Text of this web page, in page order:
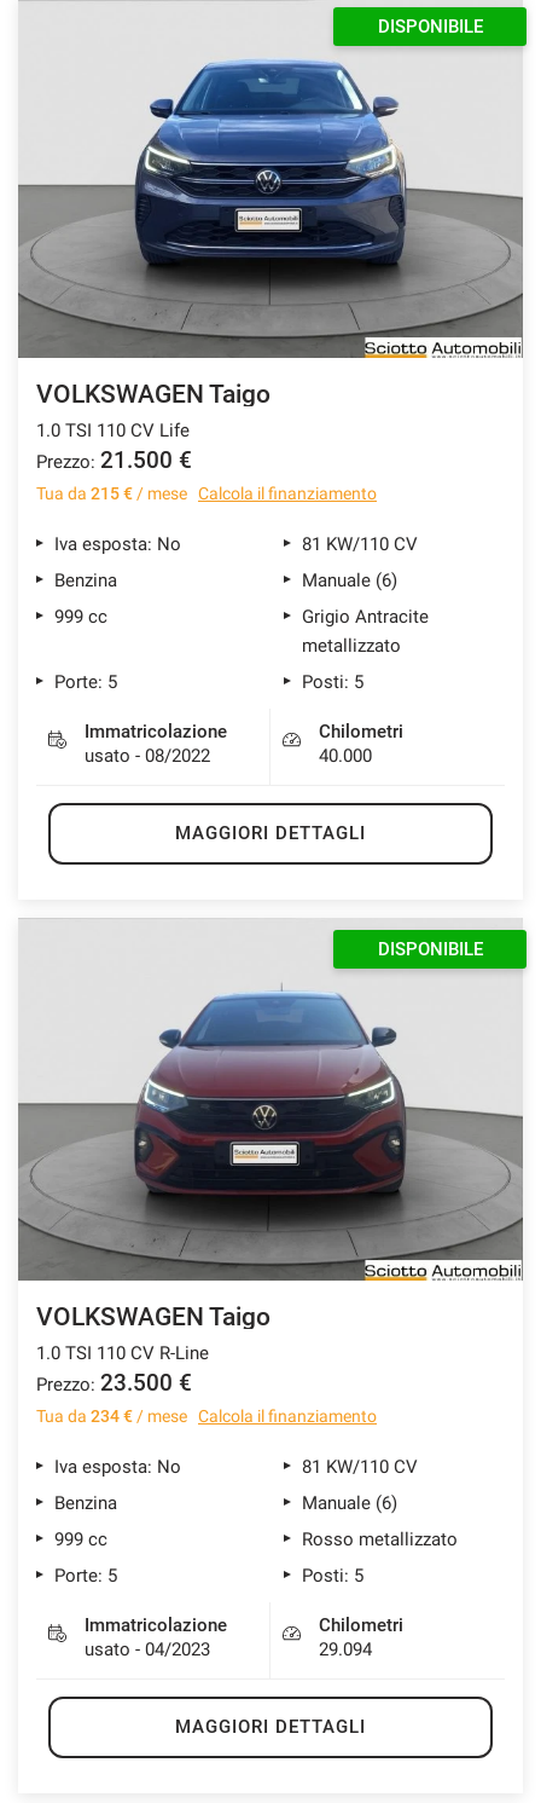
DISPONIBILE
VOLKSWAGEN Taigo
1.0 TSI 110 CV Life
Prezzo: 21.500 €
Tua da 215 €/ mese Calcola il finanziamento
Iva esposta: No
81 KW/110 CV
Benzina
Manuale (6)
999 cc
Grigio Antracite
metallizzato
Porte: 5
Posti: 5
Immatricolazione
usato - 08/2022
Chilometri
40.000
MAGGIORI DETTAGLI
DISPONIBILE
VOLKSWAGEN Taigo
1.0 TSI 110 CV R-Line
Prezzo: 23.500 €
Tua da 234 €/ mese Calcola il finanziamento
Iva esposta: No
81 KW/110 CV
Benzina
Manuale (6)
999 cc
Rosso metallizzato
Porte: 5
Posti: 5
Immatricolazione
usato - 04/2023
Chilometri
29.094
MAGGIORI DETTAGLI